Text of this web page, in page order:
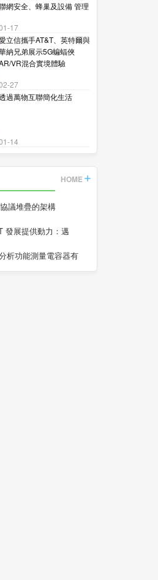
網安全、蜂巢及設備 管理
17
立信攜手AT&T、英特爾與
納兄弟展示5G蝙蝠俠
VR混合實境體驗
27
過萬物互聯簡化生活
14
HOME
議堆疊的架構
發展提供動力：邁
析功能測量電容器有